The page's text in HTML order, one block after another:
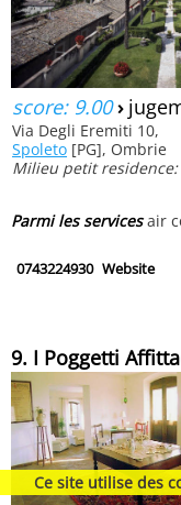
score: 9.00›
Via Degli Eremiti 10,
Spoleto [PG], Ombrie
Milieu petit
Parmi les servicesair
0743224930 Website
9. I Poggetti
Ce site utilise des